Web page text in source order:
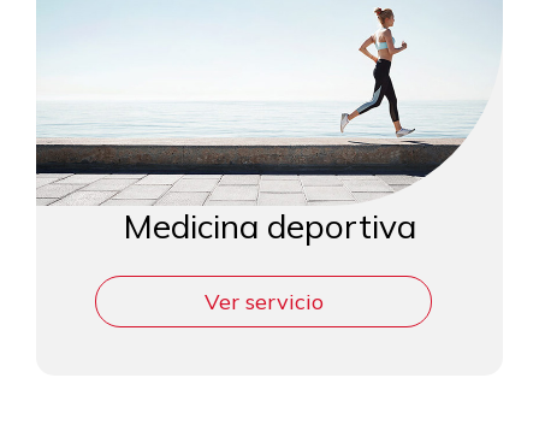
Medicina deportiva
Ver servicio